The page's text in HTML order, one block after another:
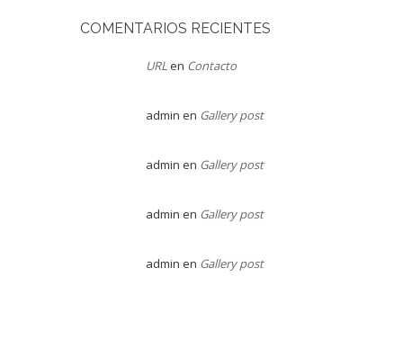
COMENTARIOS RECIENTES
URL en Contacto
admin en Gallery post
admin en Gallery post
admin en Gallery post
admin en Gallery post